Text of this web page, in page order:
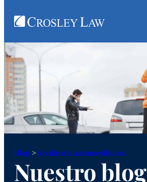
Blog >Accidentes automovilísticos
Nuestro blog